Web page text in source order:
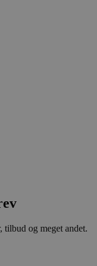
tilbud og meget andet.